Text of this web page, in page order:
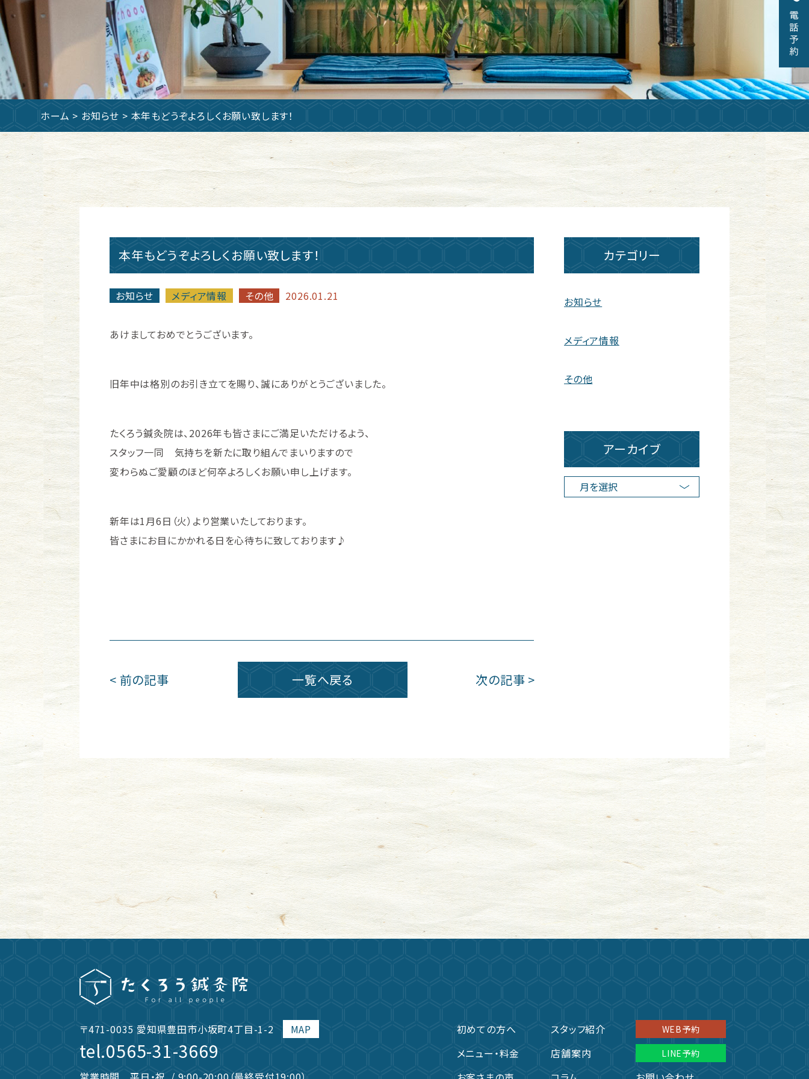
ホーム > お知らせ > 本年もどうぞよろしくお願い致します！
本年もどうぞよろしくお願い致します！
お知らせ メディア情報 その他 2026.01.21
あけましておめでとうございます。
旧年中は格別のお引き立てを賜り、誠にありがとうございました。
たくろう鍼灸院は、2026年も皆さまにご満足いただけるよう、
スタッフ一同 気持ちを新たに取り組んでまいりますので
変わらぬご愛顧のほど何卒よろしくお願い申し上げます。
新年は1月6日（火）より営業いたしております。
皆さまにお目にかかれる日を心待ちに致しております♪
< 前の記事 一覧へ戻る 次の記事 >
カテゴリー
お知らせ
メディア情報
その他
アーカイブ
〒471-0035愛知県豊田市小坂町4丁目-1-2 MAP
tel.0565-31-3669
初めての方へ
メニュー・料金
スタッフ紹介
店舗案内
WEB予約
LINE予約